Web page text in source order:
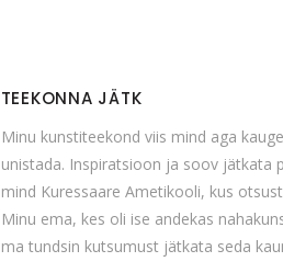
TEEKONNA JÄTK
Minu kunstiteekond viis mind aga
unistada. Inspiratsioon ja soov jätkata
mind Kuressaare Ametikooli, kus
Minu ema, kes oli ise andekas
ma tundsin kutsumust jätkata seda